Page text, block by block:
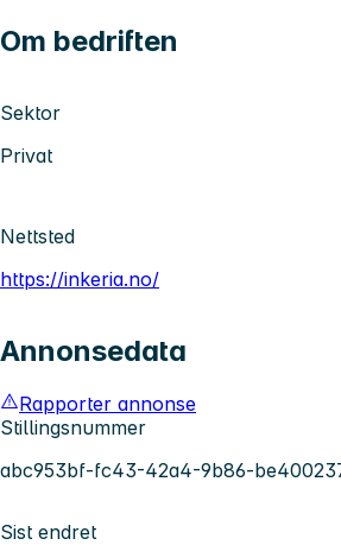
Om bedriften
Sektor
Privat
Nettsted
https://inkeria.no/
Annonsedata
Rapporter annonse
Stillingsnummer
abc953bf-fc43-42a4-9b86-
Sist endret